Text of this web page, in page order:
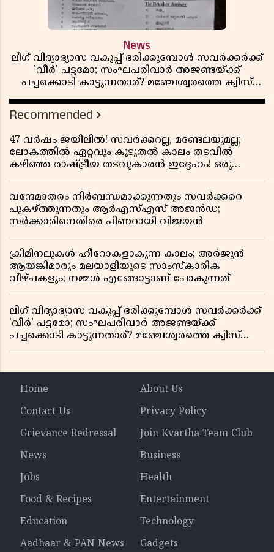
News
ലീഗ് വിദ്യാഭ്യാസ വകുപ്പ് ഭരിക്കുമ്പോൾ സവർക്കർക്ക്
'വീർ' പട്ടമോ; സംഘപരിവാർ അജണ്ടയ്ക്ക്
പച്ചക്കൊടി കാട്ടുന്നതാര്? മഞ്ചേശ്വരത്തെ ക്വിസ്
Recommended
47 വർഷം ജയിലിൽ! സവർക്കറല്ല, മണ്ടേലയുമല്ല;
ലോകത്തിൽ ഏറ്റവും കൂടുതൽ കാലം തടവിൽ
കഴിഞ്ഞ രാഷ്ട്രീയ തടവുകാരൻ ഇദ്ദേഹം! ഒരു
വന്ദേമാതരം നിർബന്ധമാക്കുന്നതും സവർക്കറെ
പുകഴ്ത്തുന്നതും ആർഎസ്എസ് അജൻഡ;
സർക്കാരിനെതിരെ പിണറായി വിജയൻ
ക്രിമിനലുകൾ ഹീറോകളാകുന്ന കാലം; അർജുൻ
ആയങ്കിമാരും മലയാളിയുടെ സാംസ്കാരിക
വീഴ്ചകളും; നമ്മൾ എങ്ങോട്ടാണ് പോകുന്നത്
ലീഗ് വിദ്യാഭ്യാസ വകുപ്പ് ഭരിക്കുമ്പോൾ സവർക്കർക്ക്
'വീർ' പട്ടമോ; സംഘപരിവാർ അജണ്ടയ്ക്ക്
പച്ചക്കൊടി കാട്ടുന്നതാര്? മഞ്ചേശ്വരത്തെ ക്വിസ്
Home
About Us
Contact Us
Privacy Policy
Grievance Redressal
Join Kvartha Team Club
News
Business
Jobs
Health
Food & Recipes
Entertainment
Education
Technology
Aadhaar & PAN News
Gadgets